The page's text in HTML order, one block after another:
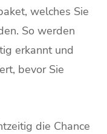
welches Sie
So werden
erkannt und
bevor Sie
die Chance